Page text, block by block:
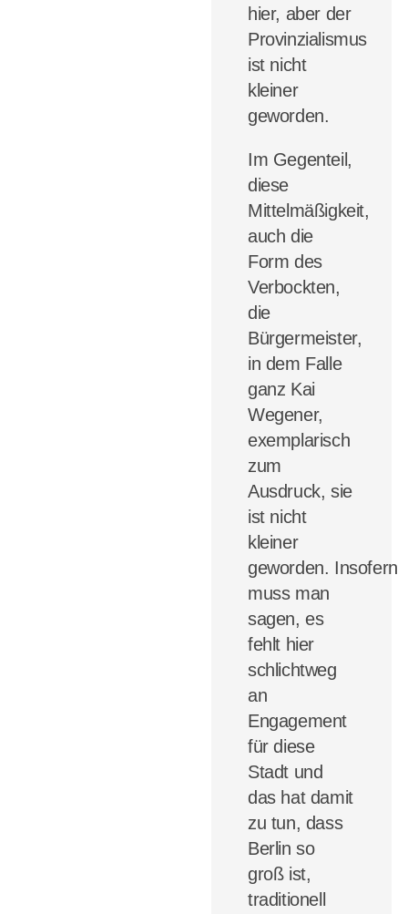
hier, aber der
Provinzialismus
ist nicht
kleiner
geworden.
Im Gegenteil,
diese
Mittelmäßigkeit,
auch die
Form des
Verbockten,
die
Bürgermeister,
in dem Falle
ganz Kai
Wegener,
exemplarisch
zum
Ausdruck, sie
ist nicht
kleiner
geworden. Insofern
muss man
sagen, es
fehlt hier
schlichtweg
an
Engagement
für diese
Stadt und
das hat damit
zu tun, dass
Berlin so
groß ist,
traditionell